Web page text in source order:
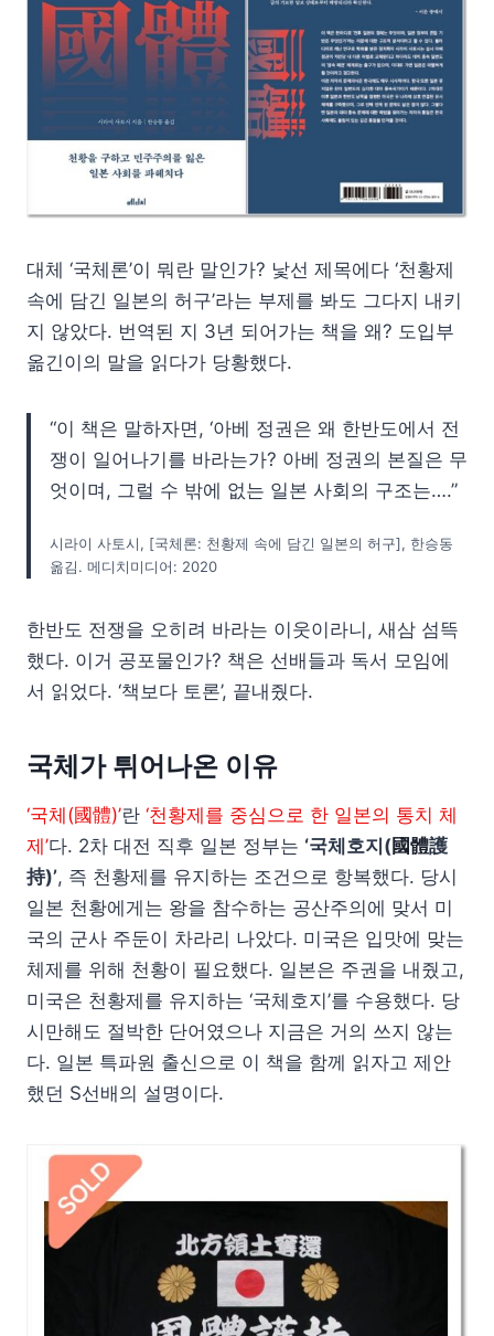
대체 ‘국체론’이 뭐란 말인가? 낯선 제목에다 ‘천황제
속에 담긴 일본의 허구’라는 부제를 봐도 그다지 내키
지 않았다. 번역된 지 3년 되어가는 책을 왜? 도입부
옮긴이의 말을 읽다가 당황했다.
“이 책은 말하자면, ‘아베 정권은 왜 한반도에서 전
쟁이 일어나기를 바라는가? 아베 정권의 본질은 무
엇이며, 그럴 수 밖에 없는 일본 사회의 구조는….”
시라이 사토시, [국체론: 천황제 속에 담긴 일본의 허구], 한승동
옮김. 메디치미디어: 2020
한반도 전쟁을 오히려 바라는 이웃이라니, 새삼 섬뜩
했다. 이거 공포물인가? 책은 선배들과 독서 모임에
서 읽었다. ‘책보다 토론’, 끝내줬다.
국체가 튀어나온 이유
‘국체(國體)’란 ‘천황제를 중심으로 한 일본의 통치 체
제’다. 2차 대전 직후 일본 정부는 ‘국체호지(國體護
持)’, 즉 천황제를 유지하는 조건으로 항복했다. 당시
일본 천황에게는 왕을 참수하는 공산주의에 맞서 미
국의 군사 주둔이 차라리 나았다. 미국은 입맛에 맞는
체제를 위해 천황이 필요했다. 일본은 주권을 내줬고,
미국은 천황제를 유지하는 ‘국체호지’를 수용했다. 당
시만해도 절박한 단어였으나 지금은 거의 쓰지 않는
다. 일본 특파원 출신으로 이 책을 함께 읽자고 제안
했던 S선배의 설명이다.